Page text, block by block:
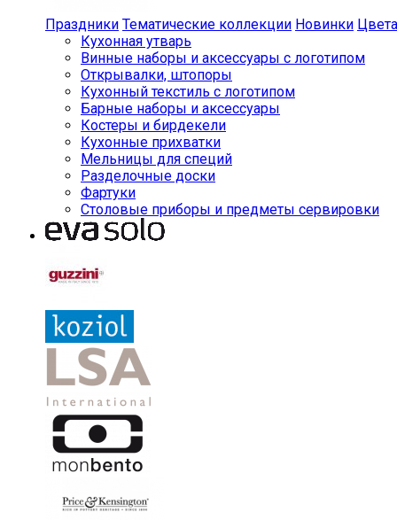
Праздники Тематические коллекции Новинки Цвета
Кухонная утварь
Винные наборы и аксессуары с логотипом
Открывалки, штопоры
Кухонный текстиль с логотипом
Барные наборы и аксессуары
Костеры и бирдекели
Кухонные прихватки
Мельницы для специй
Разделочные доски
Фартуки
Столовые приборы и предметы сервировки